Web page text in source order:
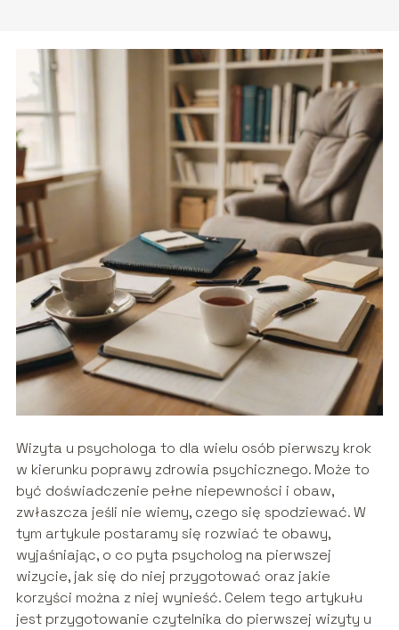
Wizyta u psychologa to dla wielu osób pierwszy krok
w kierunku poprawy zdrowia psychicznego. Może to
być doświadczenie pełne niepewności i obaw,
zwłaszcza jeśli nie wiemy, czego się spodziewać. W
tym artykule postaramy się rozwiać te obawy,
wyjaśniając, o co pyta psycholog na pierwszej
wizycie, jak się do niej przygotować oraz jakie
korzyści można z niej wynieść. Celem tego artykułu
jest przygotowanie czytelnika do pierwszej wizyty u